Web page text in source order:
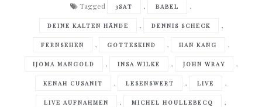
Tagged 3SAT , BABEL ,
DEINE KALTEN HÄNDE , DENNIS SCHECK ,
FERNSEHEN , GOTTESKIND , HAN KANG ,
IJOMA MANGOLD , INSA WILKE , JOHN WRAY ,
KENAH CUSANIT , LESENSWERT , LIVE ,
LIVE AUFNAHMEN , MICHEL HOULLEBECQ ,